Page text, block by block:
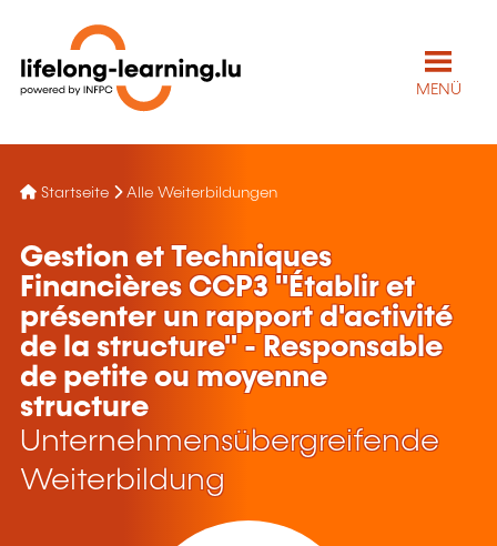
MENÜ
Startseite Alle Weiterbildungen
Gestion et Techniques
Financières CCP3 "Établir et
présenter un rapport d'activité
de la structure" - Responsable
de petite ou moyenne
structure
Unternehmensübergreifende
Weiterbildung